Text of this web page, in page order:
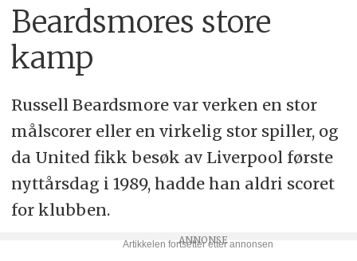
Beardsmores store
kamp
Russell Beardsmore var verken en stor
målscorer eller en virkelig stor spiller, og
da United fikk besøk av Liverpool første
nyttårsdag i 1989, hadde han aldri scoret
for klubben.